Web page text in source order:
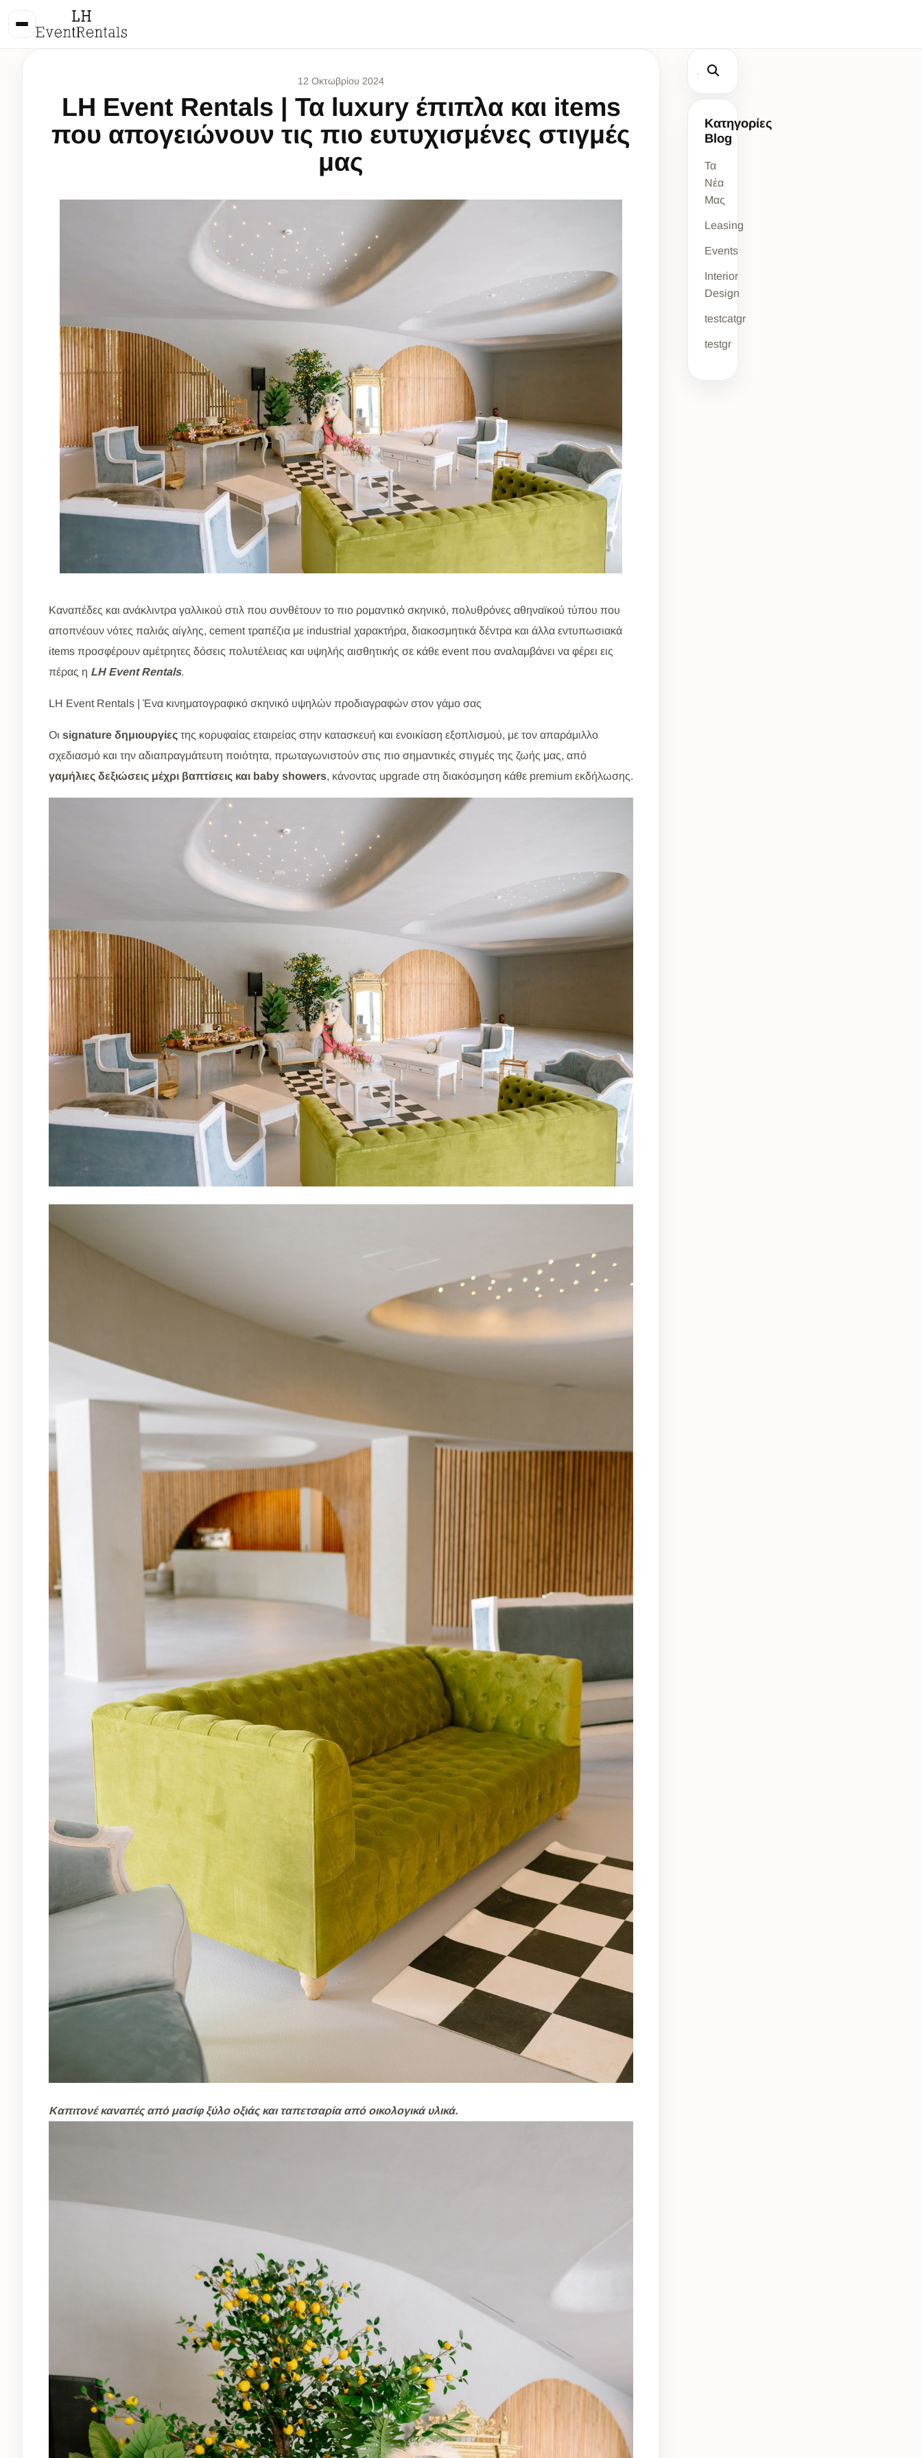
12 Οκτωβρίου 2024
LH Event Rentals | Τα luxury έπιπλα και items
που απογειώνουν τις πιο ευτυχισμένες στιγμές
μας
Καναπέδες και ανάκλιντρα γαλλικού στιλ που συνθέτουν το πιο ρομαντικό σκηνικό, πολυθρόνες αθηναϊκού τύπου που
αποπνέουν νότες παλιάς αίγλης, cement τραπέζια με industrial χαρακτήρα, διακοσμητικά δέντρα και άλλα εντυπωσιακά
items προσφέρουν αμέτρητες δόσεις πολυτέλειας και υψηλής αισθητικής σε κάθε event που αναλαμβάνει να φέρει εις
πέρας η LH Event Rentals.
LH Event Rentals | Ένα κινηματογραφικό σκηνικό υψηλών προδιαγραφών στον γάμο σας
Οι signature δημιουργίες της κορυφαίας εταιρείας στην κατασκευή και ενοικίαση εξοπλισμού, με τον απαράμιλλο
σχεδιασμό και την αδιαπραγμάτευτη ποιότητα, πρωταγωνιστούν στις πιο σημαντικές στιγμές της ζωής μας, από
γαμήλιες δεξιώσεις μέχρι βαπτίσεις και baby showers, κάνοντας upgrade στη διακόσμηση κάθε premium εκδήλωσης.
Καπιτονέ καναπές από μασίφ ξύλο οξιάς και ταπετσαρία από οικολογικά υλικά.
Κατηγορίες
Blog
Τα
Νέα
Μας
Leasing
Events
Interior
Design
testcatgr
testgr